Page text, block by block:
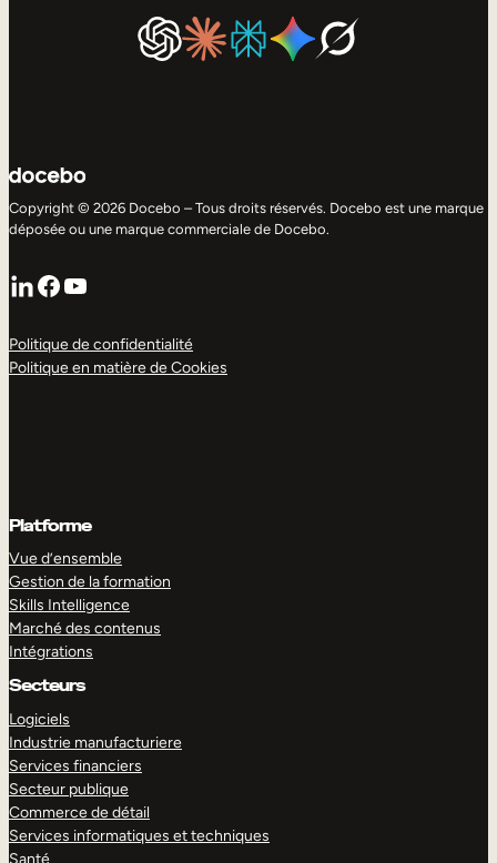
Copyright © 2026 Docebo – Tous droits réservés. Docebo est une marque
déposée ou une marque commerciale de Docebo.
LinkedIn
Facebook
YouTube
Politique de confidentialité
Politique en matière de Cookies
Platforme
Vue d’ensemble
Gestion de la formation
Skills Intelligence
Marché des contenus
Intégrations
Secteurs
Logiciels
Industrie manufacturiere
Services financiers
Secteur publique
Commerce de détail
Services informatiques et techniques
Santé